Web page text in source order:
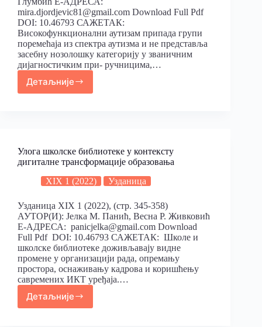
mira.djordjevic81@gmail.com Download Full Pdf
DOI: 10.46793 САЖЕТАК:
Високофункционални аутизам припада групи
поремећаја из спектра аутизма и не представља
засебну нозолошку категорију у званичним
дијагностичким при- ручницима,…
Детаљније
Улога школске библиотеке у контексту
дигиталне трансформације образовања
XIX 1 (2022)
Узданица
Узданица XIX 1 (2022), (стр. 345-358)
АУТОР(И): Јелка М. Панић, Весна Р. Живковић
Е-АДРЕСА: panicjelka@gmail.com Download
Full Pdf DOI: 10.46793 САЖЕТАК: Школе и
школске библиотеке доживљавају видне
промене у организацији рада, опремању
простора, оснаживању кадрова и коришћењу
савремених ИКТ уређаја.…
Детаљније